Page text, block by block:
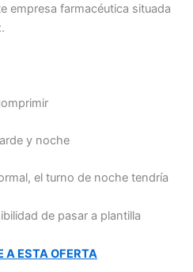
empresa farmacéutica situada
y noche
el turno de noche tendría
de pasar a plantilla
A ESTA OFERTA